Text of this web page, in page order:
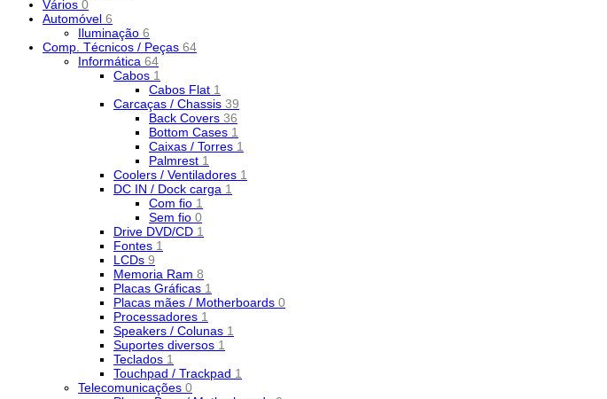
Vários 0
Automóvel 6
Iluminação 6
Comp. Técnicos / Peças 64
Informática 64
Cabos 1
Cabos Flat 1
Carcaças / Chassis 39
Back Covers 36
Bottom Cases 1
Caixas / Torres 1
Palmrest 1
Coolers / Ventiladores 1
DC IN / Dock carga 1
Com fio 1
Sem fio 0
Drive DVD/CD 1
Fontes 1
LCDs 9
Memoria Ram 8
Placas Gráficas 1
Placas mães / Motherboards 0
Processadores 1
Speakers / Colunas 1
Suportes diversos 1
Teclados 1
Touchpad / Trackpad 1
Telecomunicações 0